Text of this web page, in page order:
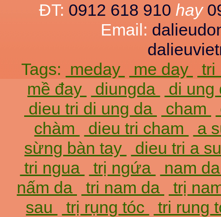
ĐT: 0912 618 910 hay
Email:
Tags: meday me day
tri
mề đay
diungda
di
dieu tri di ung da
cham
chàm
dieu tri cham
a
sừng bàn tay
dieu tri a
tri ngua
trị ngứa
nam
nấm da
tri nam da
trị
sau
trị rụng tóc
tri rung